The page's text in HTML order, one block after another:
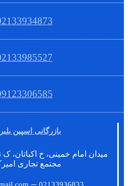
بازرگانی اسپین
میدان امام خمینی، خ اکباتان، ک
مجتمع تجاری
–